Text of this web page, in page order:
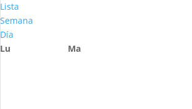
Lista
Semana
Día
Lu
Ma